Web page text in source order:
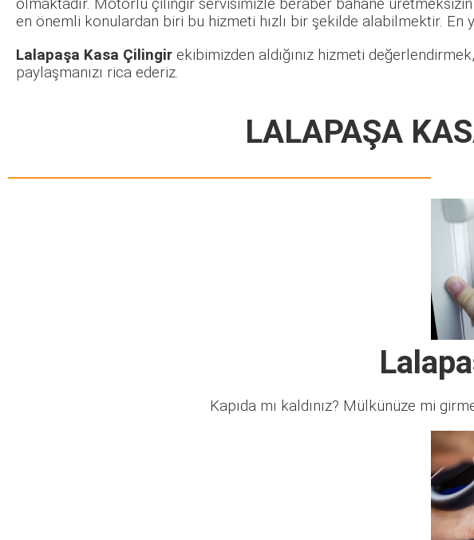
olmaktadır. Motorlu çilingir servisimizle beraber bahane
en önemli konulardan biri bu hizmeti hızlı bir şekilde alabilmektir. En
Lalapaşa Kasa Çilingir ekibimizden aldığınız hizmeti
paylaşmanızı rica ederiz.
LALAPAŞA
Kapıda mı kaldınız? Mülkünüze mi